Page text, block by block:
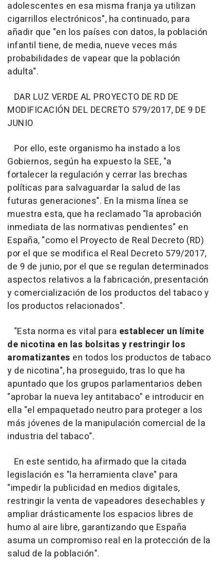
adolescentes en esa misma franja ya utilizan
cigarrillos electrónicos", ha continuado, para
añadir que "en los países con datos, la población
infantil tiene, de media, nueve veces más
probabilidades de vapear que la población
adulta".
DAR LUZ VERDE AL PROYECTO DE RD DE
MODIFICACIÓN DEL DECRETO 579/2017, DE 9 DE
JUNIO
Por ello, este organismo ha instado a los
Gobiernos, según ha expuesto la SEE, "a
fortalecer la regulación y cerrar las brechas
políticas para salvaguardar la salud de las
futuras generaciones". En la misma línea se
muestra esta, que ha reclamado "la aprobación
inmediata de las normativas pendientes" en
España, "como el Proyecto de Real Decreto (RD)
por el que se modifica el Real Decreto 579/2017,
de 9 de junio, por el que se regulan determinados
aspectos relativos a la fabricación, presentación
y comercialización de los productos del tabaco y
los productos relacionados".
"Esta norma es vital para establecer un límite
de nicotina en las bolsitas y restringir los
aromatizantes en todos los productos de tabaco
y de nicotina", ha proseguido, tras lo que ha
apuntado que los grupos parlamentarios deben
"aprobar la nueva ley antitabaco" e introducir en
ella "el empaquetado neutro para proteger a los
más jóvenes de la manipulación comercial de la
industria del tabaco".
En este sentido, ha afirmado que la citada
legislación es "la herramienta clave" para
"impedir la publicidad en medios digitales,
restringir la venta de vapeadores desechables y
ampliar drásticamente los espacios libres de
humo al aire libre, garantizando que España
asuma un compromiso real en la protección de la
salud de la población".